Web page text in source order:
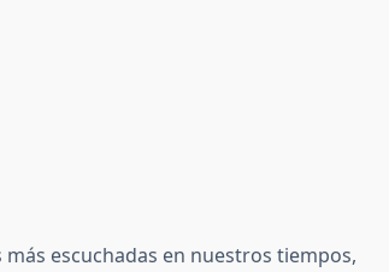
escuchadas en nuestros tiempos,